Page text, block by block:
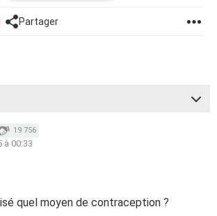
Partager
19 756
à 00:33
quel moyen de contraception ?